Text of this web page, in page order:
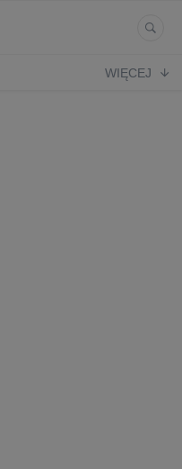
WIĘCEJ